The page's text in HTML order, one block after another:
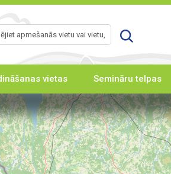
vietas Semināru telpas